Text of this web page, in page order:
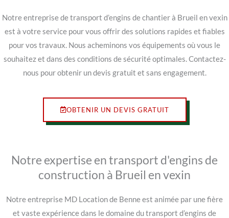
Notre entreprise de transport d’engins de chantier à Brueil en vexin
est à votre service pour vous offrir des solutions rapides et fiables
pour vos travaux. Nous acheminons vos équipements où vous le
souhaitez et dans des conditions de sécurité optimales. Contactez-
nous pour obtenir un devis gratuit et sans engagement.
OBTENIR UN DEVIS GRATUIT
Notre expertise en transport d'engins de
construction à Brueil en vexin
Notre entreprise MD Location de Benne est animée par une fière
et vaste expérience dans le domaine du transport d’engins de